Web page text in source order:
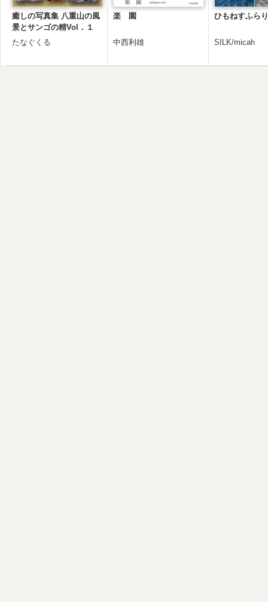
癒しの写真集 八重山の風
景とサンゴの精Vol．１
たなぐくる
楽 園
中西利雄
ひもねすふらり
SILK/micah